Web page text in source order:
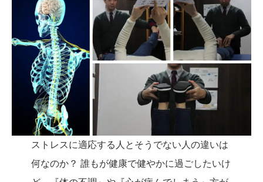
ストレスに適応する人とそうでない人の違いは
何なのか？ 誰もが健康で健やかに過ごしたいけ